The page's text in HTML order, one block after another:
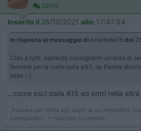
29162
Inserito il 26/10/2021 alle: 17:47:54
In risposta al messaggio di Ardefede76 del
Ciao a tutti, sapreste consigliarmi un'area di
fermare per la notte sulla e33, da Parma
mille :-)
...come esci dalla A15 ed entri nella
„Passare per idiota agli occhi di un imbecille è
buongustaio.“ — Georges Courteline